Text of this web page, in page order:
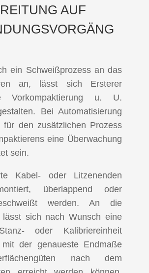
AUF
ein Schweißprozess an das
an, lässt sich Ersterer
Vorkompaktierung u. U.
Bei Automatisierung
für den zusätzlichen Prozess
eine Überwachung
sein.
Kabel- oder Litzenenden
überlappend oder
werden. An die
lässt sich nach Wunsch eine
oder Kalibriereinheit
mit der genaueste Endmaße
nach dem